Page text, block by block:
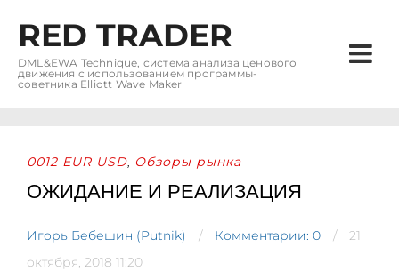
RED TRADER
DML&EWA Technique, система анализа ценового
движения с использованием программы-
советника Elliott Wave Maker
0012 EUR USD, Обзоры рынка
ОЖИДАНИЕ И РЕАЛИЗАЦИЯ
Игорь Бебешин (Putnik) Комментарии: 0
21
октября, 2018 11:20